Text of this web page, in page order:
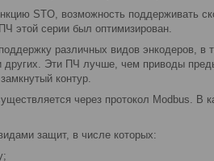
STO, возможность поддерживать
этой серии был оптимизирован.
различных видов энкодеров,
других. Эти ПЧ лучше, чем приводы
контур.
через протокол Modbus. В
защит, в числе которых: